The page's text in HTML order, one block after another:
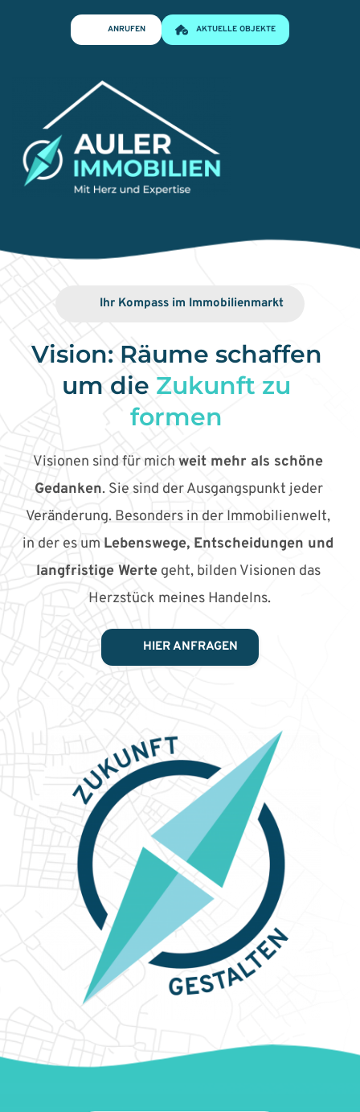
ANRUFEN AKTUELLE OBJEKTE
Ihr Kompass im Immobilienmarkt
Vision: Räume schaffen
um die Zukunft zu
formen
Visionen sind für mich weit mehr als schöne
Gedanken. Sie sind der Ausgangspunkt jeder
Veränderung. Besonders in der Immobilienwelt,
in der es um Lebenswege, Entscheidungen und
langfristige Werte geht, bilden Visionen das
Herzstück meines Handelns.
HIER ANFRAGEN